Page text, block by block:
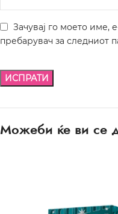
Зачувај го моето име,
пребарувач за следниот
Можеби ќе ви се